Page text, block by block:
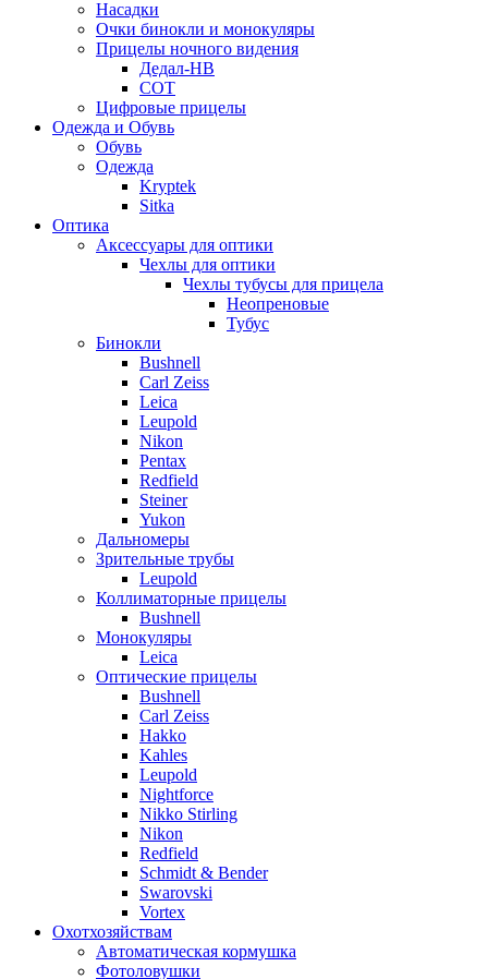
Насадки
Очки бинокли и монокуляры
Прицелы ночного видения
Дедал-НВ
СОТ
Цифровые прицелы
Одежда и Обувь
Обувь
Одежда
Kryptek
Sitka
Оптика
Аксессуары для оптики
Чехлы для оптики
Чехлы тубусы для прицела
Неопреновые
Тубус
Бинокли
Bushnell
Carl Zeiss
Leica
Leupold
Nikon
Pentax
Redfield
Steiner
Yukon
Дальномеры
Зрительные трубы
Leupold
Коллиматорные прицелы
Bushnell
Монокуляры
Leica
Оптические прицелы
Bushnell
Carl Zeiss
Hakko
Kahles
Leupold
Nightforce
Nikko Stirling
Nikon
Redfield
Schmidt & Bender
Swarovski
Vortex
Охотхозяйствам
Автоматическая кормушка
Фотоловушки